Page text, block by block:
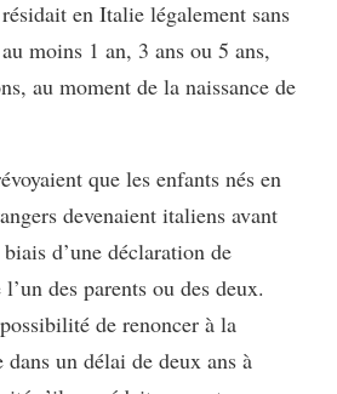
en Italie légalement sans
moins 1 an, 3 ans ou 5 ans,
au moment de la naissance de
que les enfants nés en
devenaient italiens avant
d’une déclaration de
des parents ou des deux.
de renoncer à la
un délai de deux ans à